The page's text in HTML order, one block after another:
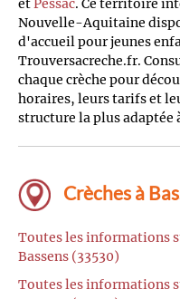
Nouvelle-Aquitaine
d'accueil pour jeunes
Trouversacreche.fr.
chaque crèche pour
horaires, leurs tarifs et
structure la plus adaptée
Crèches à
Toutes les informations
Bassens (33530)
Toutes les informations